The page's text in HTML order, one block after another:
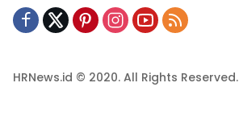
HRNews.id © 2020. All Rights Reserved.